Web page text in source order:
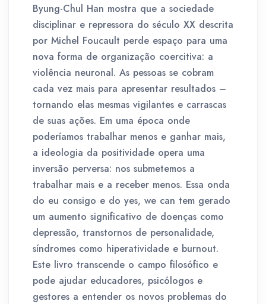
Byung-Chul Han mostra que a sociedade
disciplinar e repressora do século XX descrita
por Michel Foucault perde espaço para uma
nova forma de organização coercitiva: a
violência neuronal. As pessoas se cobram
cada vez mais para apresentar resultados –
tornando elas mesmas vigilantes e carrascas
de suas ações. Em uma época onde
poderíamos trabalhar menos e ganhar mais,
a ideologia da positividade opera uma
inversão perversa: nos submetemos a
trabalhar mais e a receber menos. Essa onda
do eu consigo e do yes, we can tem gerado
um aumento significativo de doenças como
depressão, transtornos de personalidade,
síndromes como hiperatividade e burnout.
Este livro transcende o campo filosófico e
pode ajudar educadores, psicólogos e
gestores a entender os novos problemas do